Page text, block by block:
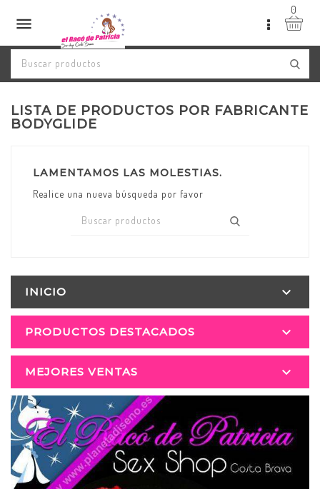

0
LISTA DE PRODUCTOS POR FABRICANTE
BODYGLIDE
LAMENTAMOS LAS MOLESTIAS.
Realice una nueva búsqueda por favor
INICIO 
PRODUCTOS DESTACADOS 
MEJORES VENTAS 